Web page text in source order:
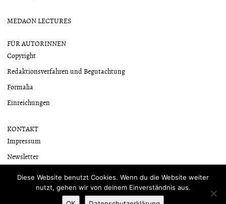
MEDAON LECTURES
FÜR AUTORINNEN
Copyright
Redaktionsverfahren und Begutachtung
Formalia
Einreichungen
KONTAKT
Impressum
Newsletter
Diese Website benutzt Cookies. Wenn du die Website weiter
nutzt, gehen wir von deinem Einverständnis aus.